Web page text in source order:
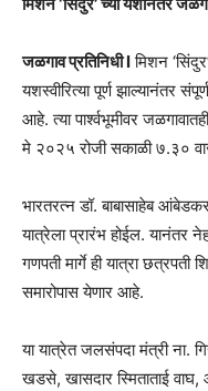
मिशन ‘सिंदुर’ च्या यशानंतर
जळगाव प्रतिनिधी lमिशन
यशस्वीरित्या पूर्ण झाल्यानंतर
आहे. त्या पार्श्वभूमीवर
मे २०२५ रोजी सकाळी ७.३०
भारतरत्न डॉ. बाबासाहेब
यात्रेला प्रारंभ होईल. यानंतर
गणपती मार्गे ही यात्रा छत्रपती
समारोपास येणार आहे.
या यात्रेत जलसंपदा मंत्री ना.
खडसे, खासदार स्मिताताई